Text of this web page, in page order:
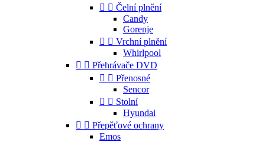
  Čelní plnění
Candy
Gorenje
  Vrchní plnění
Whirlpool
  Přehrávače DVD
  Přenosné
Sencor
  Stolní
Hyundai
  Přepěťové ochrany
Emos